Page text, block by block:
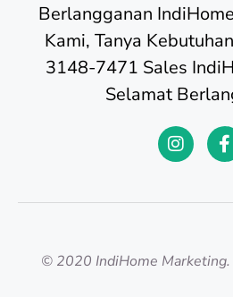
Berlangganan
Kami, Tanya
3148-7471 Sales
Selamat
© 2020 IndiHome